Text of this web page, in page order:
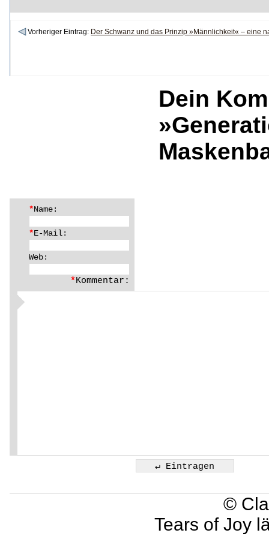
Vorheriger Eintrag: Der Schwanz und das Prinzip »Männlichkeit« – eine
Dein
*Name:
*E-Mail:
Web:
*Kommentar:
©
Tears of Joy